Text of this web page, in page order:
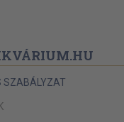
SZABÁLYZAT